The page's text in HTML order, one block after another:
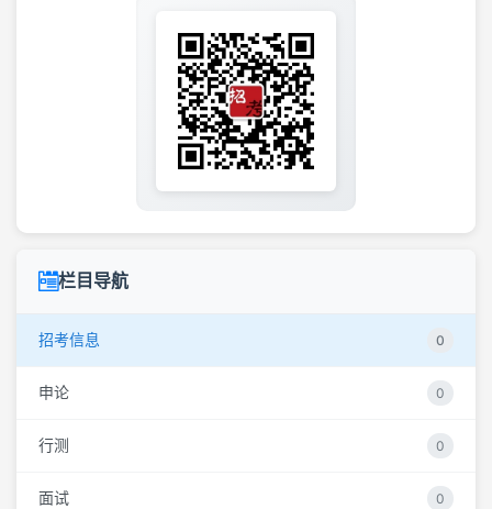
栏目导航
招考信息 0
申论 0
行测 0
面试 0